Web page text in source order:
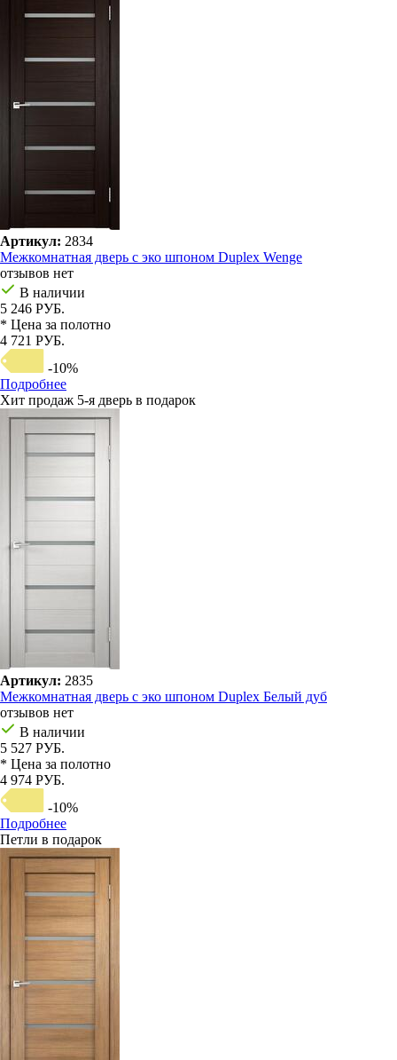
Артикул: 2834
Межкомнатная дверь с эко шпоном Duplex Wenge
отзывов нет
В наличии
5 246 РУБ.
* Цена за полотно
4 721 РУБ.
-10%
Подробнее
Хит продаж 5-я дверь в подарок
Артикул: 2835
Межкомнатная дверь с эко шпоном Duplex Белый дуб
отзывов нет
В наличии
5 527 РУБ.
* Цена за полотно
4 974 РУБ.
-10%
Подробнее
Петли в подарок